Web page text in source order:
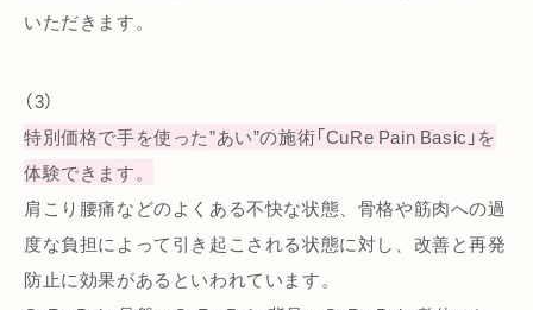
いただきます。
（3）
特別価格で手を使った”あい”の施術「CuRe Pain Basic」を
体験できます。
肩こり腰痛などのよくある不快な状態、骨格や筋肉への過
度な負担によって引き起こされる状態に対し、改善と再発
防止に効果があるといわれています。